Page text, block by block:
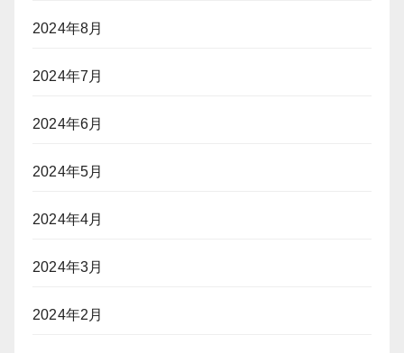
2024年8月
2024年7月
2024年6月
2024年5月
2024年4月
2024年3月
2024年2月